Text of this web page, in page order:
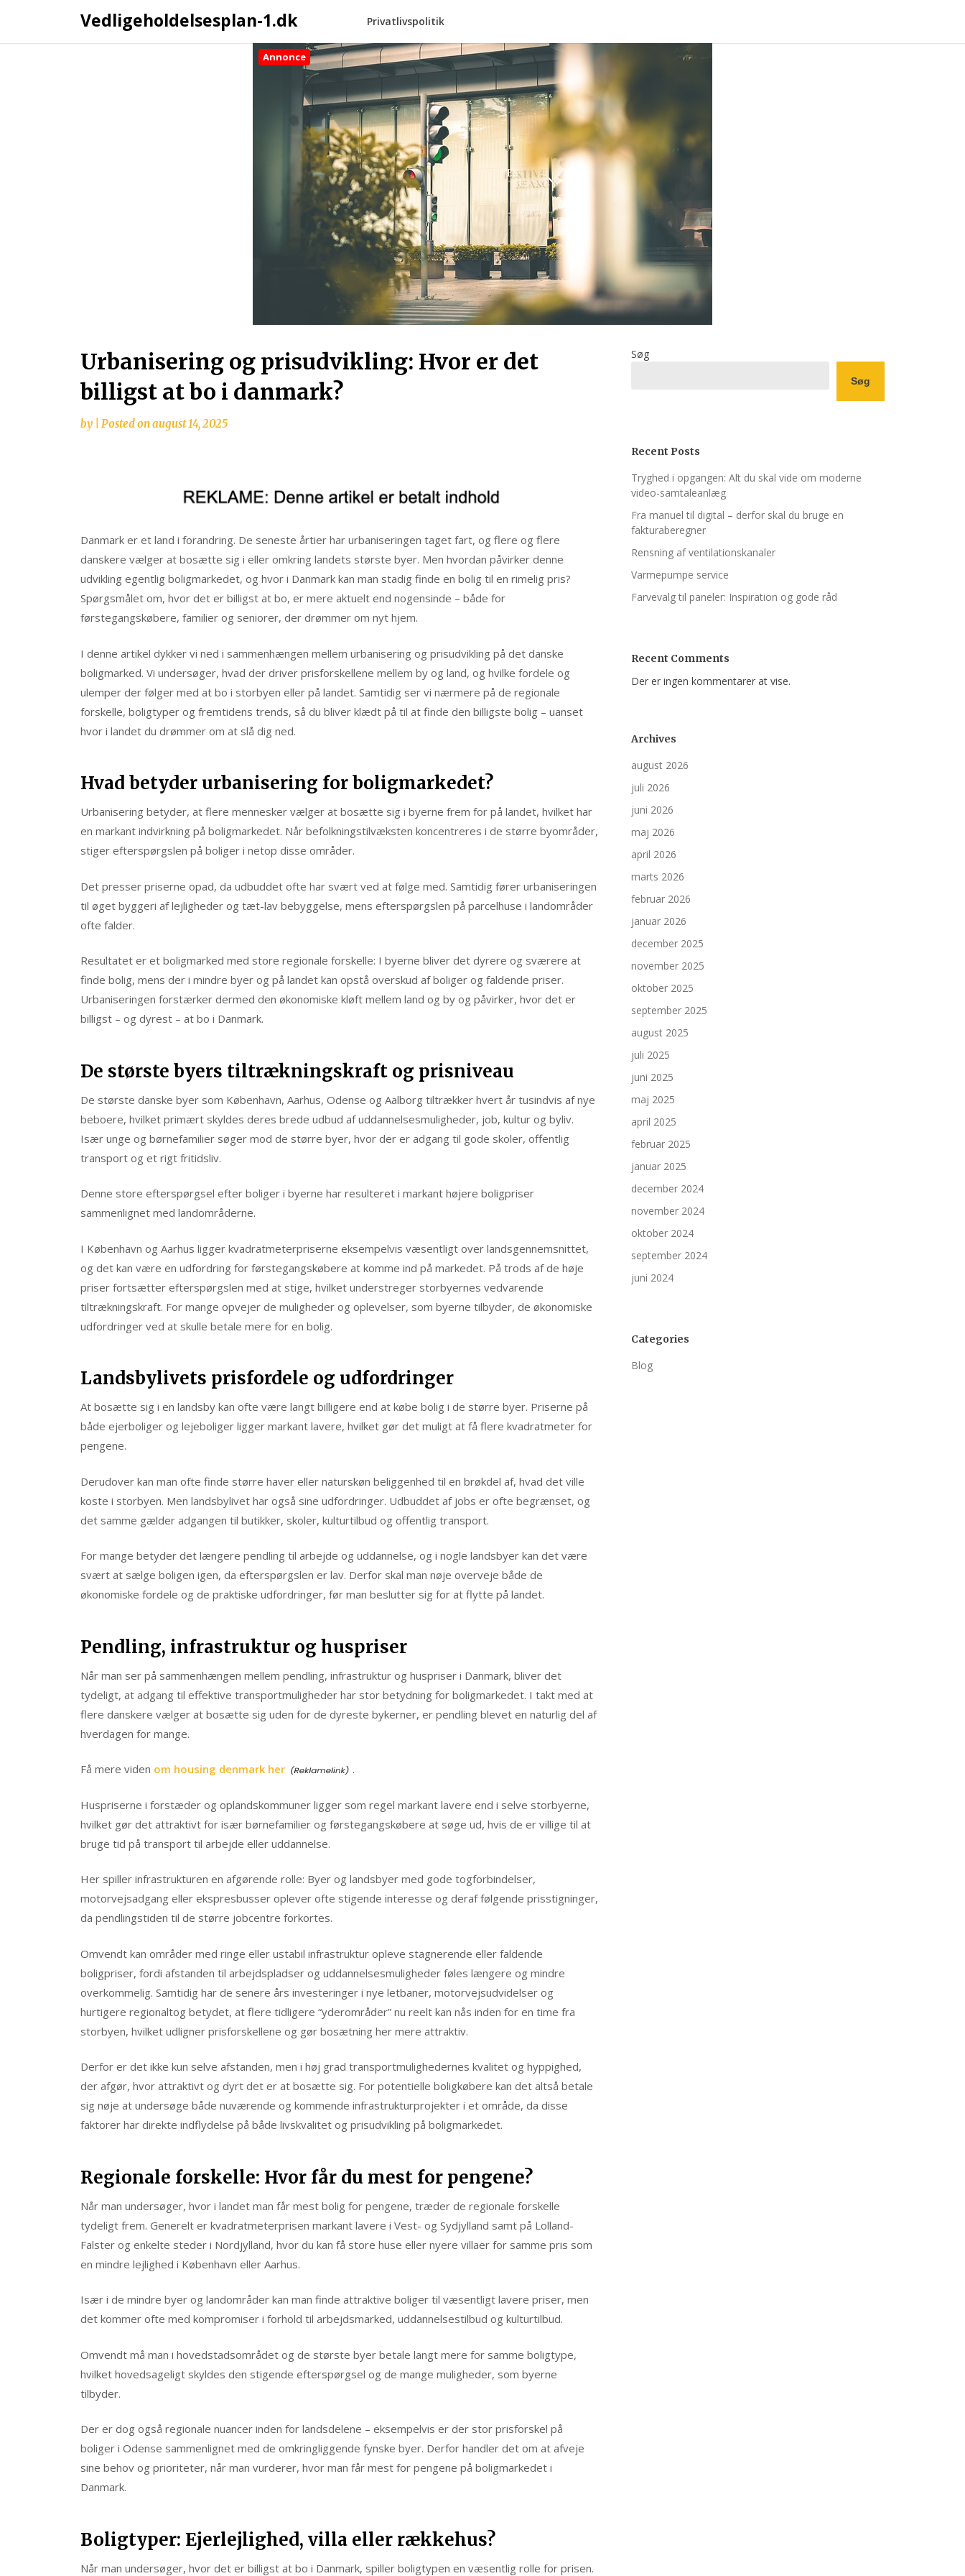
Vedligeholdelsesplan-1.dk Privatlivspolitik
Annonce
Urbanisering og prisudvikling: Hvor er det
billigst at bo i danmark?
by Posted onaugust 14, 2025
Danmark er et land i forandring. De seneste årtier har urbaniseringen taget fart, og flere og flere
danskere vælger at bosætte sig i eller omkring landets største byer. Men hvordan påvirker denne
udvikling egentlig boligmarkedet, og hvor i Danmark kan man stadig finde en bolig til en rimelig pris?
Spørgsmålet om, hvor det er billigst at bo, er mere aktuelt end nogensinde – både for
førstegangskøbere, familier og seniorer, der drømmer om nyt hjem.
I denne artikel dykker vi ned i sammenhængen mellem urbanisering og prisudvikling på det danske
boligmarked. Vi undersøger, hvad der driver prisforskellene mellem by og land, og hvilke fordele og
ulemper der følger med at bo i storbyen eller på landet. Samtidig ser vi nærmere på de regionale
forskelle, boligtyper og fremtidens trends, så du bliver klædt på til at finde den billigste bolig – uanset
hvor i landet du drømmer om at slå dig ned.
Hvad betyder urbanisering for boligmarkedet?
Urbanisering betyder, at flere mennesker vælger at bosætte sig i byerne frem for på landet, hvilket har
en markant indvirkning på boligmarkedet. Når befolkningstilvæksten koncentreres i de større byområder,
stiger efterspørgslen på boliger i netop disse områder.
Det presser priserne opad, da udbuddet ofte har svært ved at følge med. Samtidig fører urbaniseringen
til øget byggeri af lejligheder og tæt-lav bebyggelse, mens efterspørgslen på parcelhuse i landområder
ofte falder.
Resultatet er et boligmarked med store regionale forskelle: I byerne bliver det dyrere og sværere at
finde bolig, mens der i mindre byer og på landet kan opstå overskud af boliger og faldende priser.
Urbaniseringen forstærker dermed den økonomiske kløft mellem land og by og påvirker, hvor det er
billigst – og dyrest – at bo i Danmark.
De største byers tiltrækningskraft og prisniveau
De største danske byer som København, Aarhus, Odense og Aalborg tiltrækker hvert år tusindvis af nye
beboere, hvilket primært skyldes deres brede udbud af uddannelsesmuligheder, job, kultur og byliv.
Især unge og børnefamilier søger mod de større byer, hvor der er adgang til gode skoler, offentlig
transport og et rigt fritidsliv.
Denne store efterspørgsel efter boliger i byerne har resulteret i markant højere boligpriser
sammenlignet med landområderne.
I København og Aarhus ligger kvadratmeterpriserne eksempelvis væsentligt over landsgennemsnittet,
og det kan være en udfordring for førstegangskøbere at komme ind på markedet. På trods af de høje
priser fortsætter efterspørgslen med at stige, hvilket understreger storbyernes vedvarende
tiltrækningskraft. For mange opvejer de muligheder og oplevelser, som byerne tilbyder, de økonomiske
udfordringer ved at skulle betale mere for en bolig.
Landsbylivets prisfordele og udfordringer
At bosætte sig i en landsby kan ofte være langt billigere end at købe bolig i de større byer. Priserne på
både ejerboliger og lejeboliger ligger markant lavere, hvilket gør det muligt at få flere kvadratmeter for
pengene.
Derudover kan man ofte finde større haver eller naturskøn beliggenhed til en brøkdel af, hvad det ville
koste i storbyen. Men landsbylivet har også sine udfordringer. Udbuddet af jobs er ofte begrænset, og
det samme gælder adgangen til butikker, skoler, kulturtilbud og offentlig transport.
For mange betyder det længere pendling til arbejde og uddannelse, og i nogle landsbyer kan det være
svært at sælge boligen igen, da efterspørgslen er lav. Derfor skal man nøje overveje både de
økonomiske fordele og de praktiske udfordringer, før man beslutter sig for at flytte på landet.
Pendling, infrastruktur og huspriser
Når man ser på sammenhængen mellem pendling, infrastruktur og huspriser i Danmark, bliver det
tydeligt, at adgang til effektive transportmuligheder har stor betydning for boligmarkedet. I takt med at
flere danskere vælger at bosætte sig uden for de dyreste bykerner, er pendling blevet en naturlig del af
hverdagen for mange.
Få mere viden om housing denmark her .
Huspriserne i forstæder og oplandskommuner ligger som regel markant lavere end i selve storbyerne,
hvilket gør det attraktivt for især børnefamilier og førstegangskøbere at søge ud, hvis de er villige til at
bruge tid på transport til arbejde eller uddannelse.
Her spiller infrastrukturen en afgørende rolle: Byer og landsbyer med gode togforbindelser,
motorvejsadgang eller ekspresbusser oplever ofte stigende interesse og deraf følgende prisstigninger,
da pendlingstiden til de større jobcentre forkortes.
Omvendt kan områder med ringe eller ustabil infrastruktur opleve stagnerende eller faldende
boligpriser, fordi afstanden til arbejdspladser og uddannelsesmuligheder føles længere og mindre
overkommelig. Samtidig har de senere års investeringer i nye letbaner, motorvejsudvidelser og
hurtigere regionaltog betydet, at flere tidligere “yderområder” nu reelt kan nås inden for en time fra
storbyen, hvilket udligner prisforskellene og gør bosætning her mere attraktiv.
Derfor er det ikke kun selve afstanden, men i høj grad transportmulighedernes kvalitet og hyppighed,
der afgør, hvor attraktivt og dyrt det er at bosætte sig. For potentielle boligkøbere kan det altså betale
sig nøje at undersøge både nuværende og kommende infrastrukturprojekter i et område, da disse
faktorer har direkte indflydelse på både livskvalitet og prisudvikling på boligmarkedet.
Regionale forskelle: Hvor får du mest for pengene?
Når man undersøger, hvor i landet man får mest bolig for pengene, træder de regionale forskelle
tydeligt frem. Generelt er kvadratmeterprisen markant lavere i Vest- og Sydjylland samt på Lolland-
Falster og enkelte steder i Nordjylland, hvor du kan få store huse eller nyere villaer for samme pris som
en mindre lejlighed i København eller Aarhus.
Især i de mindre byer og landområder kan man finde attraktive boliger til væsentligt lavere priser, men
det kommer ofte med kompromiser i forhold til arbejdsmarked, uddannelsestilbud og kulturtilbud.
Omvendt må man i hovedstadsområdet og de største byer betale langt mere for samme boligtype,
hvilket hovedsageligt skyldes den stigende efterspørgsel og de mange muligheder, som byerne
tilbyder.
Der er dog også regionale nuancer inden for landsdelene – eksempelvis er der stor prisforskel på
boliger i Odense sammenlignet med de omkringliggende fynske byer. Derfor handler det om at afveje
sine behov og prioriteter, når man vurderer, hvor man får mest for pengene på boligmarkedet i
Danmark.
Boligtyper: Ejerlejlighed, villa eller rækkehus?
Når man undersøger, hvor det er billigst at bo i Danmark, spiller boligtypen en væsentlig rolle for prisen.
Søg
Søg
Recent Posts
Tryghed i opgangen: Alt du skal vide om moderne
video-samtaleanlæg
Fra manuel til digital – derfor skal du bruge en
fakturaberegner
Rensning af ventilations­kanaler
Varmepumpe service
Farvevalg til paneler: Inspiration og gode råd
Recent Comments
Der er ingen kommentarer at vise.
Archives
august 2026
juli 2026
juni 2026
maj 2026
april 2026
marts 2026
februar 2026
januar 2026
december 2025
november 2025
oktober 2025
september 2025
august 2025
juli 2025
juni 2025
maj 2025
april 2025
februar 2025
januar 2025
december 2024
november 2024
oktober 2024
september 2024
juni 2024
Categories
Blog